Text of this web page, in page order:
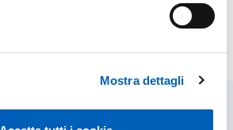
Mostra dettagli